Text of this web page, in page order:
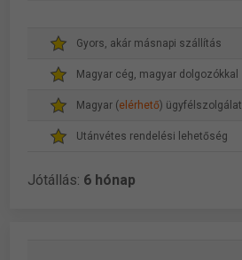
Gyors, akár másnapi szállítás
Magyar cég, magyar dolgozókkal
Magyar (elérhető) ügyfélszolgálat
Utánvétes rendelési lehetőség
Jótállás: 6 hónap